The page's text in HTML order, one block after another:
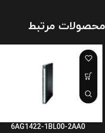
محصولات مرتبط
6AG1422-1BL00-2AA0